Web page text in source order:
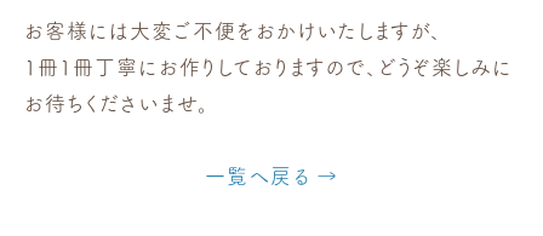
お客様には大変ご不便をおかけいたしますが、
1冊1冊丁寧にお作りしておりますので、どうぞ楽しみに
お待ちくださいませ。
一覧へ戻る